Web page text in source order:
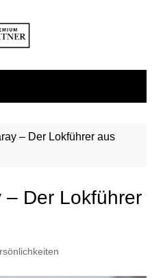
– Der Lokführer aus
– Der Lokführer